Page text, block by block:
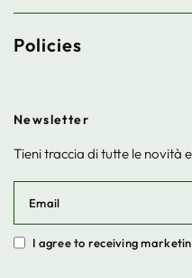
Policies
Newsletter
Tieni traccia di tutte le novità
Email
I agree to receiving